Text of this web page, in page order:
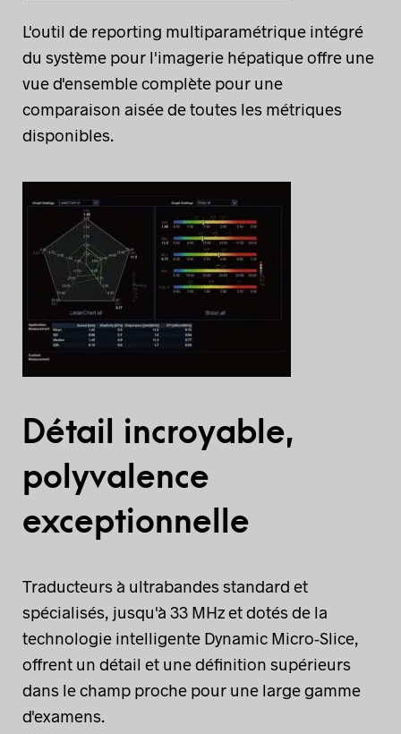
L'outil de reporting multiparamétrique intégré
du système pour l'imagerie hépatique offre une
vue d'ensemble complète pour une
comparaison aisée de toutes les métriques
disponibles.
Détail incroyable,
polyvalence
exceptionnelle
Traducteurs à ultrabandes standard et
spécialisés, jusqu'à 33 MHz et dotés de la
technologie intelligente Dynamic Micro-Slice,
offrent un détail et une définition supérieurs
dans le champ proche pour une large gamme
d'examens.